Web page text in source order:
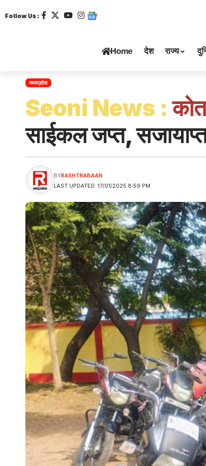
Follow Us :
Home देश राज्य
मध्यप्रदेश
Seoni News :
साईकल जप्त,
LAST UPDATED: 17/01/2025 8:59 PM
BYRASHTRABAAN